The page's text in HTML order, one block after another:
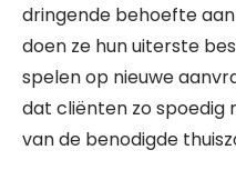
dringende behoefte
doen ze hun uiterste
spelen op nieuwe
dat cliënten zo spoedig
van de benodigde